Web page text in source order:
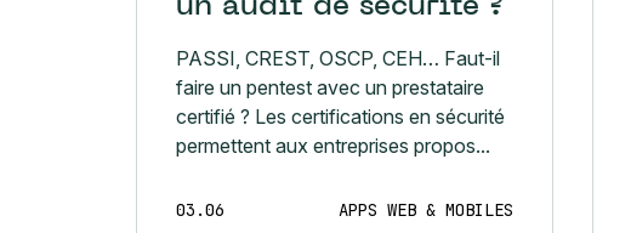
un audit de sécurité ?
PASSI, CREST, OSCP, CEH… Faut-il
faire un pentest avec un prestataire
certifié ? Les certifications en sécurité
permettent aux entreprises propos...
03.06 APPS WEB & MOBILES